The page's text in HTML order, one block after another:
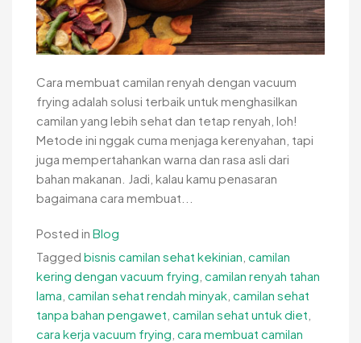
Cara membuat camilan renyah dengan vacuum
frying adalah solusi terbaik untuk menghasilkan
camilan yang lebih sehat dan tetap renyah, loh!
Metode ini nggak cuma menjaga kerenyahan, tapi
juga mempertahankan warna dan rasa asli dari
bahan makanan. Jadi, kalau kamu penasaran
bagaimana cara membuat...
Posted in Blog
Tagged bisnis camilan sehat kekinian camilan
kering dengan vacuum frying camilan renyah tahan
lama camilan sehat rendah minyak camilan sehat
tanpa bahan pengawet camilan sehat untuk diet
cara kerja vacuum frying cara membuat camilan